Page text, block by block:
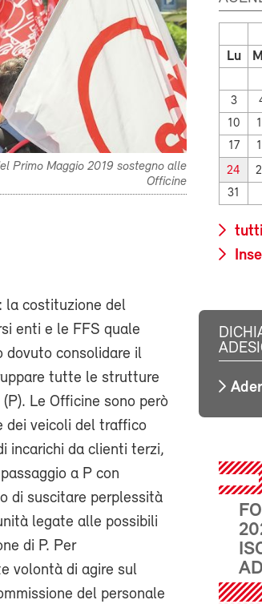
Primo Maggio 2019 sostegno alle
Officine
la costituzione del
enti e le FFS quale
dovuto consolidare il
tutte le strutture
Le Officine sono però
dei veicoli del traffico
incarichi da clienti terzi,
a P con
di suscitare perplessità
legate alle possibili
di P. Per
volontà di agire sul
del personale
Lu
3
10
17
24
31